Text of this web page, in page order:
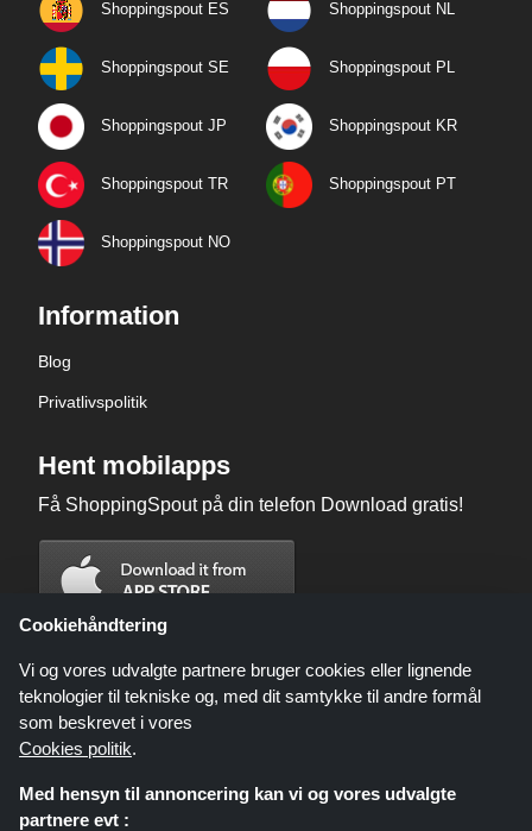
Shoppingspout ES Shoppingspout NL
Shoppingspout SE Shoppingspout PL
Shoppingspout JP Shoppingspout KR
Shoppingspout TR Shoppingspout PT
Shoppingspout NO
Information
Blog
Privatlivspolitik
Hent mobilapps
Få ShoppingSpout på din telefon Download gratis!
Cookiehåndtering
Vi og vores udvalgte partnere bruger cookies eller lignende
teknologier til tekniske og, med dit samtykke til andre formål
som beskrevet i vores
Cookies politik.
Med hensyn til annoncering kan vi og vores udvalgte
partnere evt :